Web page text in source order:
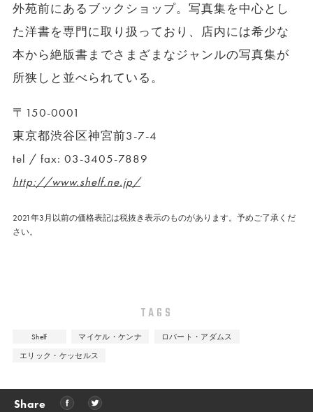
外苑前にあるブックショップ。写真集を中心とし
た洋書を専門に取り扱っており、店内には希少な
本から絶版書までさまざまなジャンルの写真集が
所狭しと並べられている。
〒150-0001
東京都渋谷区神宮前3-7-4
tel / fax: 03-3405-7889
http://www.shelf.ne.jp/
2021年3月以前の価格表記は税抜き表示のものがあります。予めご了承くだ
さい。
TAGS
Shelf マイケル・ケンナ
ロバート・アダムス
エリック・ケッセルス
Share